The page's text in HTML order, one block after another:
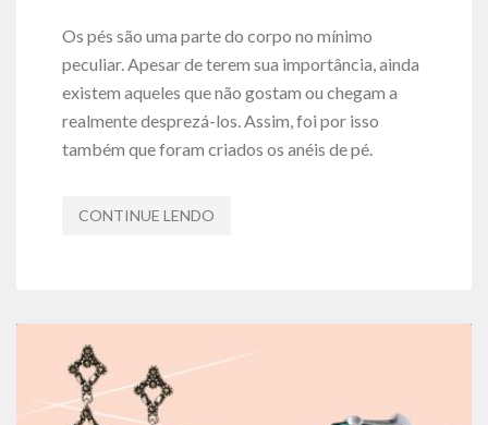
Os pés são uma parte do corpo no mínimo
peculiar. Apesar de terem sua importância, ainda
existem aqueles que não gostam ou chegam a
realmente desprezá-los. Assim, foi por isso
também que foram criados os anéis de pé.
CONTINUE LENDO